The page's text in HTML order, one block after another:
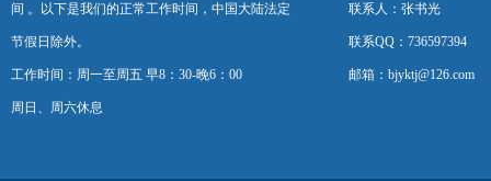
间 。以下是我们的正常工作时间，中国大陆法定
节假日除外。
工作时间：周一至周五 早8：30-晚6：00
周日、周六休息
联系人：张书光
联系QQ：736597394
邮箱：bjyktj@126.com